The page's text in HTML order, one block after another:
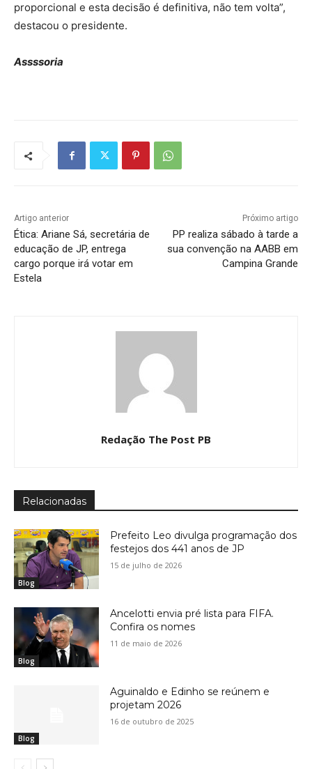
proporcional e esta decisão é definitiva, não tem volta”,
destacou o presidente.
Assssoria
Artigo anterior
Ética: Ariane Sá, secretária de
educação de JP, entrega
cargo porque irá votar em
Estela
Próximo artigo
PP realiza sábado à tarde a
sua convenção na AABB em
Campina Grande
Redação The Post PB
Relacionadas
Blog
Prefeito Leo divulga programação dos
festejos dos 441 anos de JP
15 de julho de 2026
Blog
Ancelotti envia pré lista para FIFA.
Confira os nomes
11 de maio de 2026
Blog
Aguinaldo e Edinho se reúnem e
projetam 2026
16 de outubro de 2025